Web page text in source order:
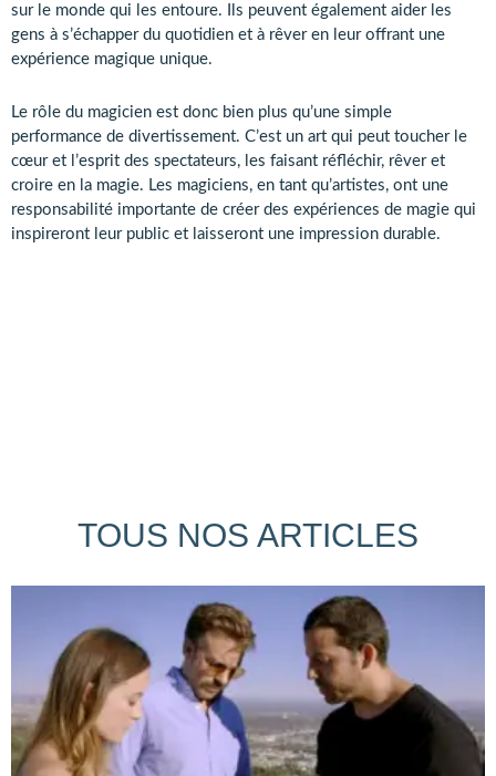
sur le monde qui les entoure. Ils peuvent également aider les
gens à s’échapper du quotidien et à rêver en leur offrant une
expérience magique unique.
Le rôle du magicien est donc bien plus qu’une simple
performance de divertissement. C’est un art qui peut toucher le
cœur et l’esprit des spectateurs, les faisant réfléchir, rêver et
croire en la magie. Les magiciens, en tant qu’artistes, ont une
responsabilité importante de créer des expériences de magie qui
inspireront leur public et laisseront une impression durable.
TOUS NOS ARTICLES